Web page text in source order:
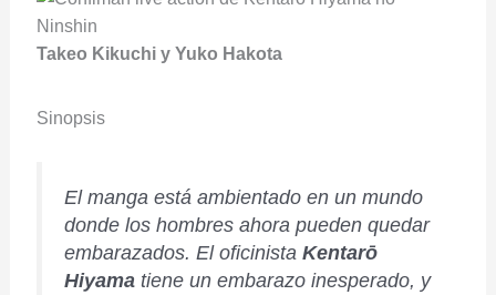
Takeo Kikuchi y Yuko Hakota
Sinopsis
El manga está ambientado en un mundo
donde los hombres ahora pueden quedar
embarazados. El oficinista Kentarō
Hiyamatiene un embarazo inesperado, y